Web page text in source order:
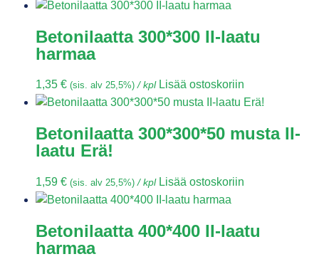
Betonilaatta 300*300 II-laatu
harmaa
1,35 € (sis. alv 25,5%) / kpl Lisää ostoskoriin
Betonilaatta 300*300*50 musta II-
laatu Erä!
1,59 € (sis. alv 25,5%) / kpl Lisää ostoskoriin
Betonilaatta 400*400 II-laatu
harmaa